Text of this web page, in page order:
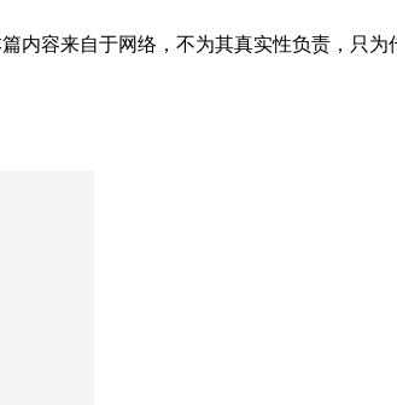
容来自于网络，不为其真实性负责，只为